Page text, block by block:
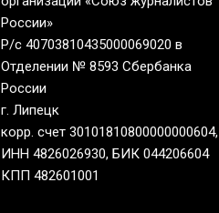
России»
Р/с 40703810435000069020 в
Отделении № 8593 Сбербанка
России
г. Липецк
корр. счет 30101810800000000604,
ИНН 4826026930, БИК 044206604
КПП 482601001